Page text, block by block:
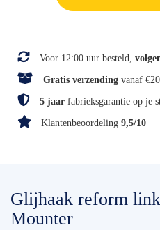
Voor 12:00 uur besteld,
Gratis verzending vanaf
5 jaar fabrieksgarantie op je
Klantenbeoordeling 9,5/10
Glijhaak reform
Mounter